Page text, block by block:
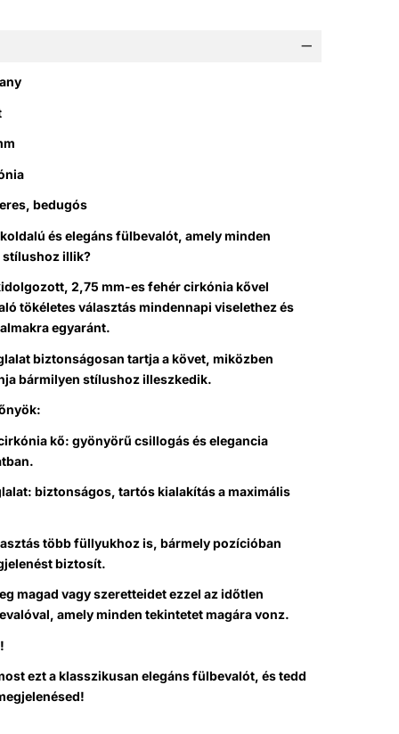
bedugós
és elegáns fülbevalót, amely minden
stílushoz illik?
2,75 mm-es fehér cirkónia kővel
tökéletes választás mindennapi viselethez és
egyaránt.
biztonságosan tartja a követ, miközben
bármilyen stílushoz illeszkedik.
kő: gyönyörű csillogás és elegancia
biztonságos, tartós kialakítás a maximális
több füllyukhoz is, bármely pozícióban
biztosít.
magad vagy szeretteidet ezzel az időtlen
amely minden tekintetet magára vonz.
ezt a klasszikusan elegáns fülbevalót, és tedd